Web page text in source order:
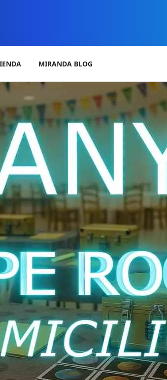
MIRANDA BLOG